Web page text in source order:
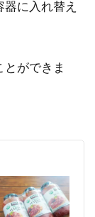
に入れ替え
ができま